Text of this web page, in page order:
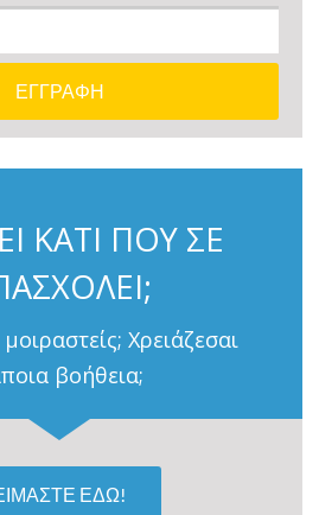
ΚΑΤΙ ΠΟΥ ΣΕ
Χρειάζεσαι
βοήθεια;
ΕΔΩ!